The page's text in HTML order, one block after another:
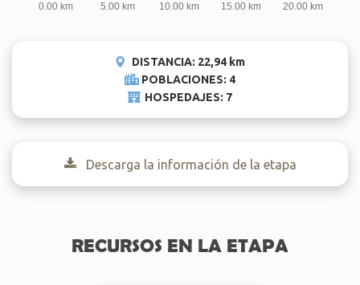
DISTANCIA: 22,94 km
POBLACIONES: 4
HOSPEDAJES: 7
Descarga la información de la etapa
RECURSOS EN LA ETAPA